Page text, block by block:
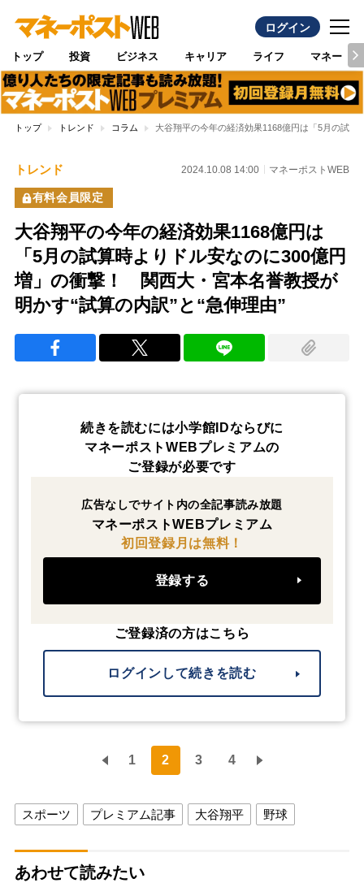
ログイン
トップ 投資 ビジネス キャリア ライフ マネー
トップ トレンド コラム 大谷翔平の今年の経済効果1168億円は「5月の試
トレンド 2024.10.08 14:00 マネーポストWEB
有料会員限定
大谷翔平の今年の経済効果1168億円は
「5月の試算時よりドル安なのに300億円
増」の衝撃！ 関西大・宮本名誉教授が
明かす“試算の内訳”と“急伸理由”
続きを読むには小学館IDならびに
マネーポストWEBプレミアムの
ご登録が必要です
広告なしでサイト内の全記事読み放題
マネーポストWEBプレミアム
初回登録月は無料！
登録する
ご登録済の方はこちら
ログインして続きを読む
1 2 3 4
スポーツ プレミアム記事 大谷翔平 野球
あわせて読みたい